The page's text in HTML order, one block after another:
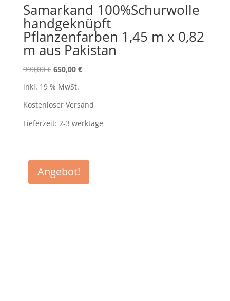
Samarkand 100%Schurwolle
handgeknüpft
Pflanzenfarben 1,45 m x 0,82
m aus Pakistan
990,00€ Ursprünglicher
war:
990,00 €
650,00 €Aktueller
650,00 €.
inkl. 19 % MwSt.
Kostenloser Versand
Lieferzeit: 2-3 werktage
Angebot!